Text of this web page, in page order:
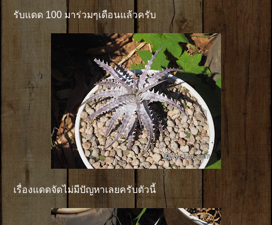
รับแดด 100 มาร่วมๆเดือนแล้วครับ
เรื่องแดดจัดไม่มีปัญหาเลยครับตัวนี้